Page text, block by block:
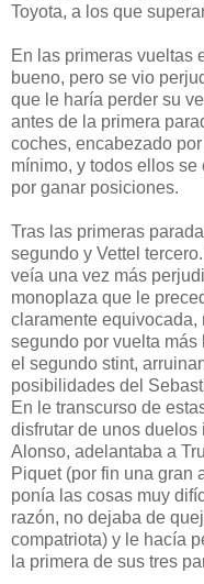
Toyota, a los que
En las primeras vueltas
bueno, pero se vio
que le haría perder su
antes de la primera
coches, encabezado
mínimo, y todos ellos
por ganar posiciones.
Tras las primeras
segundo y Vettel
veía una vez más
monoplaza que le
claramente equivocada,
segundo por vuelta
el segundo stint,
posibilidades del
En le transcurso de
disfrutar de unos
Alonso, adelantaba a
Piquet (por fin una gran
ponía las cosas muy
razón, no dejaba de
compatriota) y le hacía
la primera de sus tres